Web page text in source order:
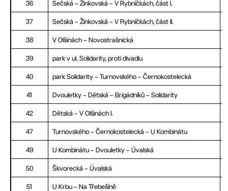
36 Sečská – Žinkovská – V Rybníčkách, část I.
37 Sečská – Žinkovská – V Rybníčkách, část II.
38 V Olšinách – Novostrašnická
39 park v ul. Solidarity, proti divadlu
40 park Solidarity – Turnovského – Černokostelecká
41 Dvouletky – Dětská – Brigádníků – Solidarity
42 Dětská – V Olšinách I.
47 Turnovského – Černokostelecká – U Kombinátu
49 U Kombinátu – Dvouletky – Úvalská
50 Škvorecká – Úvalská
51 U Krbu – Na Třebešíně